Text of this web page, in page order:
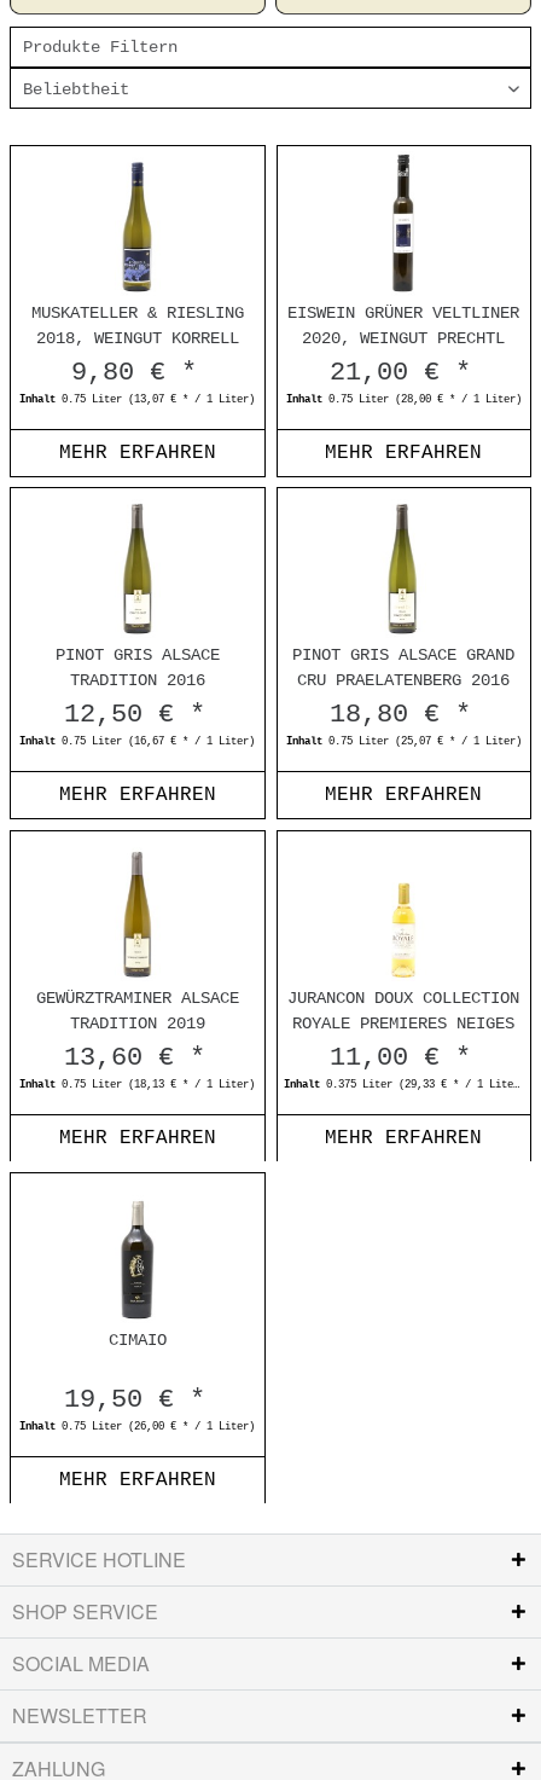
Produkte Filtern
MUSKATELLER & RIESLING
2018, WEINGUT KORRELL
9,80 € *
Inhalt0.75 Liter (13,07 € * / 1 Liter)
MEHR ERFAHREN
EISWEIN GRÜNER VELTLINER
2020, WEINGUT PRECHTL
21,00 € *
Inhalt 0.75 Liter (28,00 € * / 1 Liter)
MEHR ERFAHREN
PINOT GRIS ALSACE
TRADITION 2016
12,50 € *
Inhalt0.75 Liter (16,67 € * / 1 Liter)
MEHR ERFAHREN
PINOT GRIS ALSACE GRAND
CRU PRAELATENBERG 2016
18,80 € *
Inhalt 0.75 Liter (25,07 € * / 1 Liter)
MEHR ERFAHREN
GEWÜRZTRAMINER ALSACE
TRADITION 2019
13,60 € *
Inhalt0.75 Liter (18,13 € * / 1 Liter)
MEHR ERFAHREN
JURANCON DOUX COLLECTION
ROYALE PREMIERES NEIGES
2014 37,5CL
11,00 € *
Inhalt 0.375 Liter (29,33 € * / 1 Liter)
MEHR ERFAHREN
CIMAIO
19,50 € *
Inhalt0.75 Liter (26,00 € * / 1 Liter)
MEHR ERFAHREN
SERVICE HOTLINE
SHOP SERVICE
SOCIAL MEDIA
NEWSLETTER
ZAHLUNG